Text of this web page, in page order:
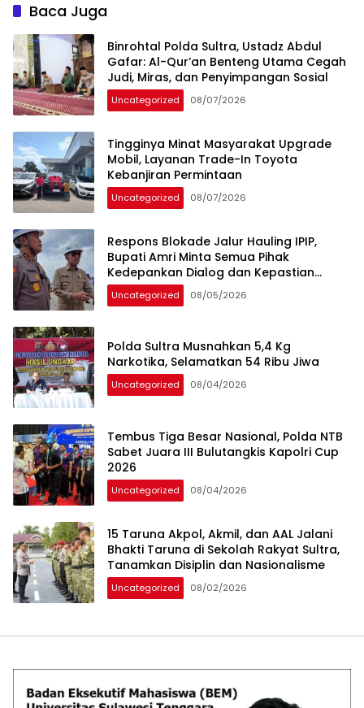
Baca Juga
Binrohtal Polda Sultra, Ustadz Abdul
Gafar: Al-Qur’an Benteng Utama Cegah
Judi, Miras, dan Penyimpangan Sosial
Uncategorized 08/07/2026
Tingginya Minat Masyarakat Upgrade
Mobil, Layanan Trade-In Toyota
Kebanjiran Permintaan
Uncategorized 08/07/2026
Respons Blokade Jalur Hauling IPIP,
Bupati Amri Minta Semua Pihak
Kedepankan Dialog dan Kepastian
Hukum
Uncategorized 08/05/2026
Polda Sultra Musnahkan 5,4 Kg
Narkotika, Selamatkan 54 Ribu Jiwa
Uncategorized 08/04/2026
Tembus Tiga Besar Nasional, Polda NTB
Sabet Juara III Bulutangkis Kapolri Cup
2026
Uncategorized 08/04/2026
15 Taruna Akpol, Akmil, dan AAL Jalani
Bhakti Taruna di Sekolah Rakyat Sultra,
Tanamkan Disiplin dan Nasionalisme
Uncategorized 08/02/2026